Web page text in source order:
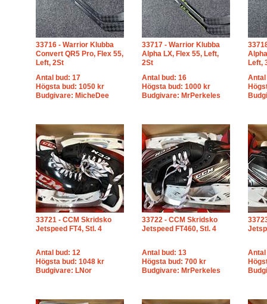
33716 - Warrior Klubba
Convert QR5 Pro, Flex 55,
Left, 2St
Antal bud: 17
Högsta bud: 1050 kr
Budgivare: MicheDee
33717 - Warrior Klubba
Alpha LX, Flex 55, Left,
2St
Antal bud: 16
Högsta bud: 1000 kr
Budgivare: MrPerkeles
Left,
Antal
33721 - CCM Skridsko
Jetspeed FT4, Stl. 4
Antal bud: 12
Högsta bud: 1048 kr
Budgivare: LNor
33722 - CCM Skridsko
Jetspeed FT460, Stl. 4
Antal bud: 13
Högsta bud: 700 kr
Budgivare: MrPerkeles
Antal